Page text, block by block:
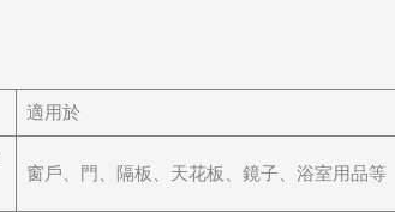
適用於
窗戶、門、隔板、天花板、鏡子、浴室用品等